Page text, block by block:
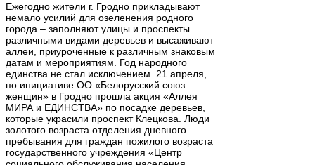
Ежегодно жители г. Гродно прикладывают
немало усилий для озеленения родного
города – заполняют улицы и проспекты
различными видами деревьев и высаживают
аллеи, приуроченные к различным знаковым
датам и мероприятиям. Год народного
единства не стал исключением. 21 апреля,
по инициативе ОО «Белорусский союз
женщин» в Гродно прошла акция «Аллея
МИРА и ЕДИНСТВА» по посадке деревьев,
которые украсили проспект Клецкова. Люди
золотого возраста отделения дневного
пребывания для граждан пожилого возраста
государственного учреждения «Центр